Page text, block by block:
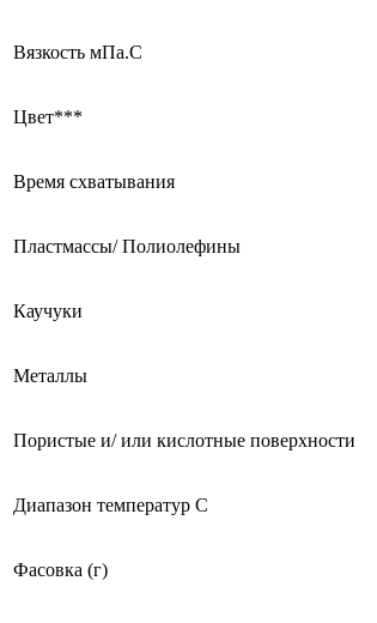
Вязкость мПа.С
Цвет***
Время схватывания
Пластмассы/ Полиолефины
Каучуки
Металлы
Пористые и/ или кислотные поверхности
Диапазон температур С
Фасовка (г)